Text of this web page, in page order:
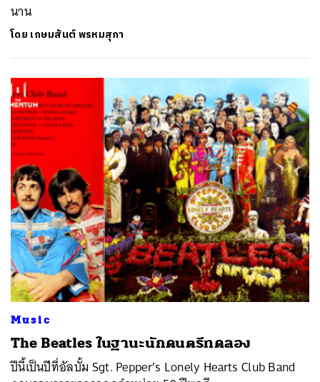
นาน
โดย เกษมสันต์ พรหมสุภา
Music
The Beatles ในฐานะนักดนตรีทดลอง
ปีนี้เป็นปีที่อัลบั้ม Sgt. Pepper’s Lonely Hearts Club Band